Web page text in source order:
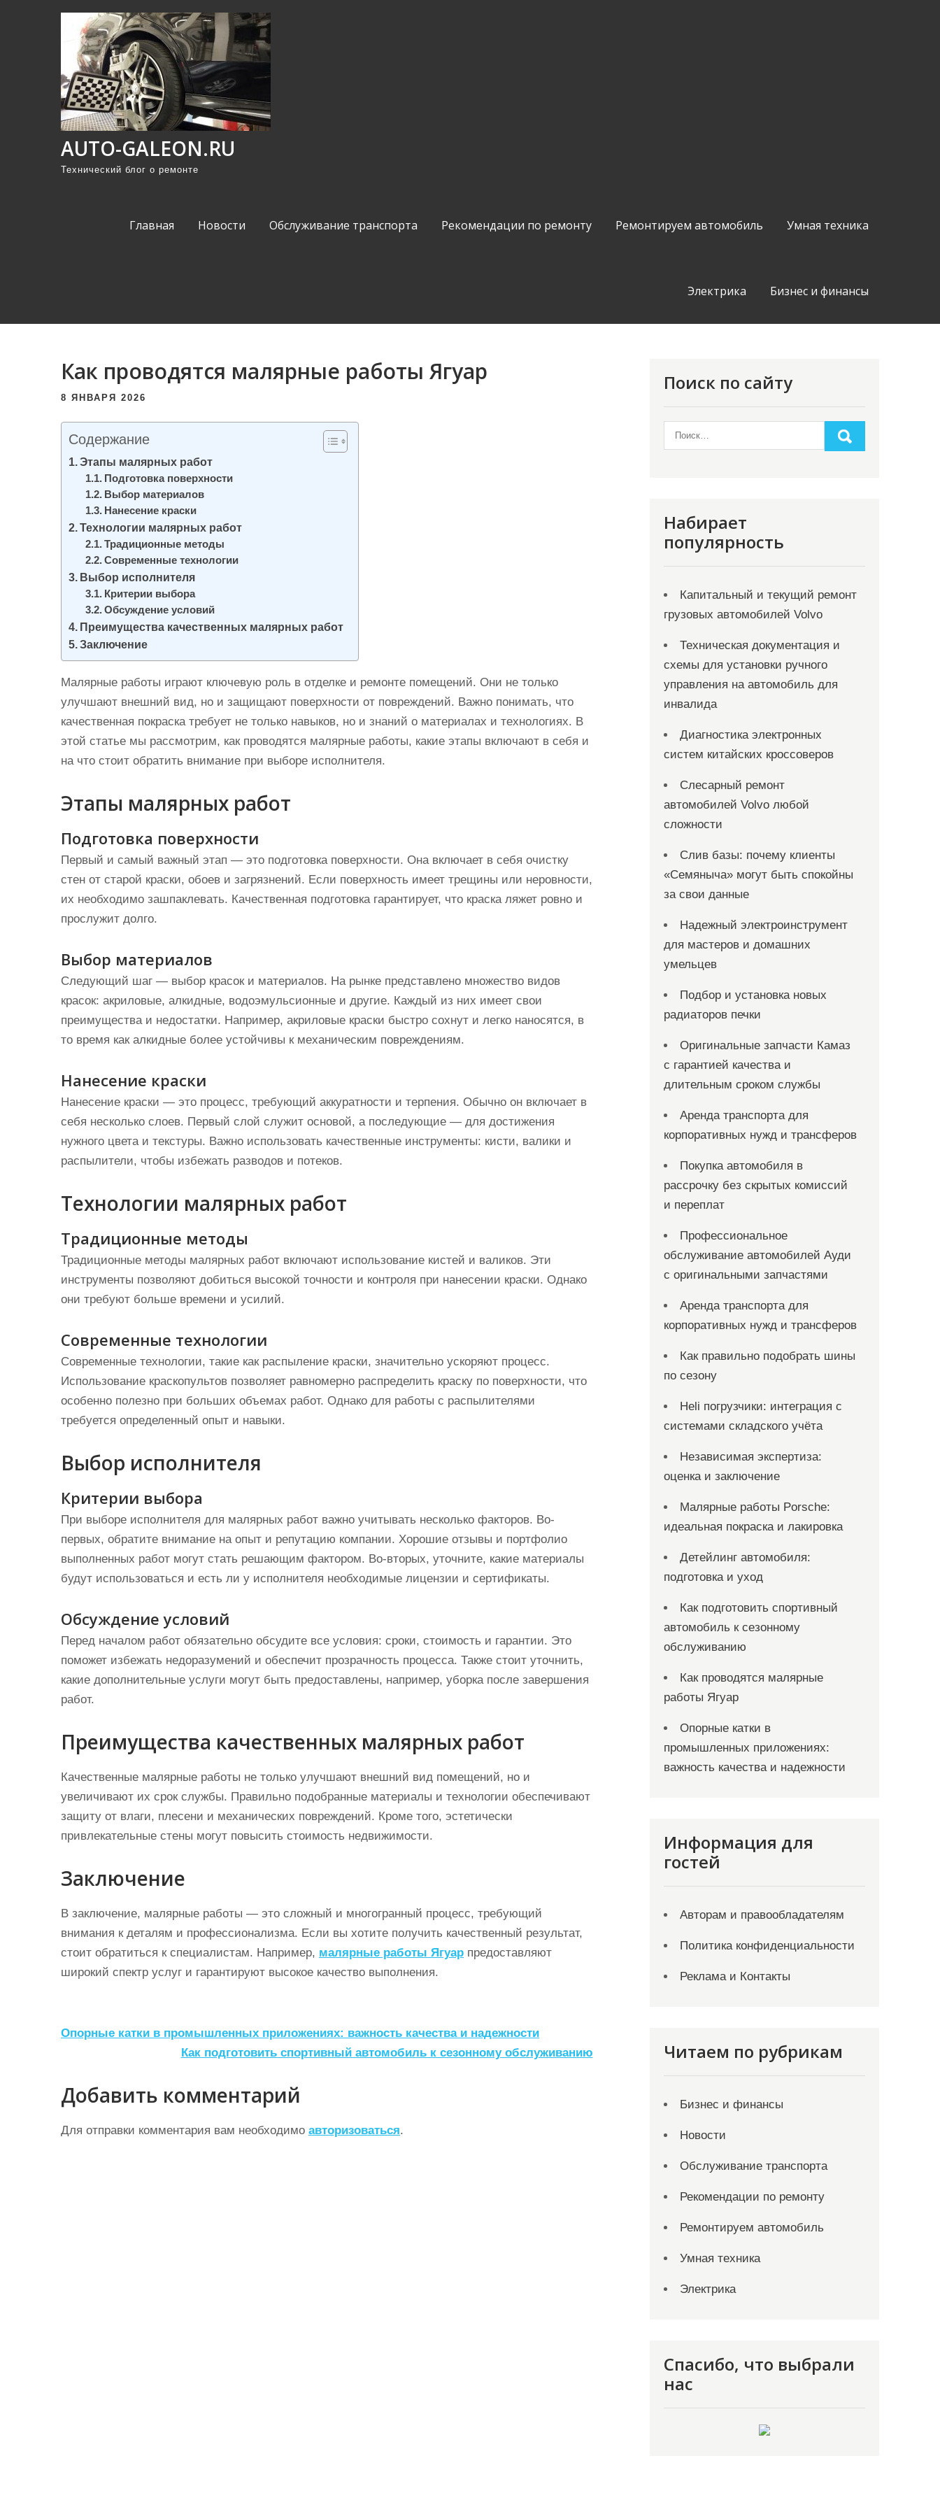
и
AUTO-GALEON.RU
Технический блог о ремонте
Главная Новости Обслуживание транспорта Рекомендации по ремонту Ремонтируем автомобиль Умная техника
Электрика Бизнес и финансы
Как проводятся малярные работы Ягуар
8 ЯНВАРЯ 2026
Содержание
Этапы малярных работ
Подготовка поверхности
Выбор материалов
Нанесение краски
Технологии малярных работ
Традиционные методы
Современные технологии
Выбор исполнителя
Критерии выбора
Обсуждение условий
Преимущества качественных малярных работ
Заключение
Малярные работы играют ключевую роль в отделке и ремонте помещений. Они не только
улучшают внешний вид, но и защищают поверхности от повреждений. Важно понимать, что
качественная покраска требует не только навыков, но и знаний о материалах и технологиях. В
этой статье мы рассмотрим, как проводятся малярные работы, какие этапы включают в себя и
на что стоит обратить внимание при выборе исполнителя.
Этапы малярных работ
Подготовка поверхности
Первый и самый важный этап — это подготовка поверхности. Она включает в себя очистку
стен от старой краски, обоев и загрязнений. Если поверхность имеет трещины или неровности,
их необходимо зашпаклевать. Качественная подготовка гарантирует, что краска ляжет ровно и
прослужит долго.
Выбор материалов
Следующий шаг — выбор красок и материалов. На рынке представлено множество видов
красок: акриловые, алкидные, водоэмульсионные и другие. Каждый из них имеет свои
преимущества и недостатки. Например, акриловые краски быстро сохнут и легко наносятся, в
то время как алкидные более устойчивы к механическим повреждениям.
Нанесение краски
Нанесение краски — это процесс, требующий аккуратности и терпения. Обычно он включает в
себя несколько слоев. Первый слой служит основой, а последующие — для достижения
нужного цвета и текстуры. Важно использовать качественные инструменты: кисти, валики и
распылители, чтобы избежать разводов и потеков.
Технологии малярных работ
Традиционные методы
Традиционные методы малярных работ включают использование кистей и валиков. Эти
инструменты позволяют добиться высокой точности и контроля при нанесении краски. Однако
они требуют больше времени и усилий.
Современные технологии
Современные технологии, такие как распыление краски, значительно ускоряют процесс.
Использование краскопультов позволяет равномерно распределить краску по поверхности, что
особенно полезно при больших объемах работ. Однако для работы с распылителями
требуется определенный опыт и навыки.
Выбор исполнителя
Критерии выбора
При выборе исполнителя для малярных работ важно учитывать несколько факторов. Во-
первых, обратите внимание на опыт и репутацию компании. Хорошие отзывы и портфолио
выполненных работ могут стать решающим фактором. Во-вторых, уточните, какие материалы
будут использоваться и есть ли у исполнителя необходимые лицензии и сертификаты.
Обсуждение условий
Перед началом работ обязательно обсудите все условия: сроки, стоимость и гарантии. Это
поможет избежать недоразумений и обеспечит прозрачность процесса. Также стоит уточнить,
какие дополнительные услуги могут быть предоставлены, например, уборка после завершения
работ.
Преимущества качественных малярных работ
Качественные малярные работы не только улучшают внешний вид помещений, но и
увеличивают их срок службы. Правильно подобранные материалы и технологии обеспечивают
защиту от влаги, плесени и механических повреждений. Кроме того, эстетически
привлекательные стены могут повысить стоимость недвижимости.
Заключение
В заключение, малярные работы — это сложный и многогранный процесс, требующий
внимания к деталям и профессионализма. Если вы хотите получить качественный результат,
стоит обратиться к специалистам. Например, малярные работы Ягуар предоставляют
широкий спектр услуг и гарантируют высокое качество выполнения.
Н
в
и
г
Опорные катки в промышленных приложениях: важность качества и надежности
Как подготовить спортивный автомобиль к сезонному обслуживанию
Добавить комментарий
Для отправки комментария вам необходимо авторизоваться.
Поиск по сайту
Набирает
популярность
Капитальный и текущий ремонт
грузовых автомобилей Volvo
Техническая документация и
схемы для установки ручного
управления на автомобиль для
инвалида
Диагностика электронных
систем китайских кроссоверов
Слесарный ремонт
автомобилей Volvo любой
сложности
Слив базы: почему клиенты
«Семяныча» могут быть спокойны
за свои данные
Надежный электроинструмент
для мастеров и домашних
умельцев
Подбор и установка новых
радиаторов печки
Оригинальные запчасти Камаз
с гарантией качества и
длительным сроком службы
Аренда транспорта для
корпоративных нужд и трансферов
Покупка автомобиля в
рассрочку без скрытых комиссий
и переплат
Профессиональное
обслуживание автомобилей Ауди
с оригинальными запчастями
Аренда транспорта для
корпоративных нужд и трансферов
Как правильно подобрать шины
по сезону
Heli погрузчики: интеграция с
системами складского учёта
Независимая экспертиза:
оценка и заключение
Малярные работы Porsche:
идеальная покраска и лакировка
Детейлинг автомобиля:
подготовка и уход
Как подготовить спортивный
автомобиль к сезонному
обслуживанию
Как проводятся малярные
работы Ягуар
Опорные катки в
промышленных приложениях:
важность качества и надежности
Информация для
гостей
Авторам и правообладателям
Политика конфиденциальности
Реклама и Контакты
Читаем по рубрикам
Бизнес и финансы
Новости
Обслуживание транспорта
Рекомендации по ремонту
Ремонтируем автомобиль
Умная техника
Электрика
Спасибо, что выбрали
нас